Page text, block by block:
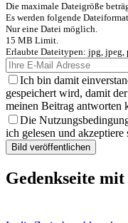
Die maximale Dateigröße
Es werden folgende
Nur eine Datei möglich.
15 MB Limit.
Erlaubte Dateitypen: jpg, jpeg,
Ich bin damit
gespeichert wird, damit
meinen Beitrag antworten
Die
ich gelesen und akzeptiere
Gedenkseite